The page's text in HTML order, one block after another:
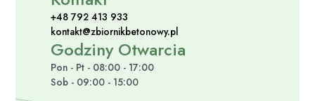
+48 792 413 933
kontakt@zbiornikbetonowy.pl
Godziny Otwarcia
Pon - Pt - 08:00 - 17:00
Sob - 09:00 - 15:00